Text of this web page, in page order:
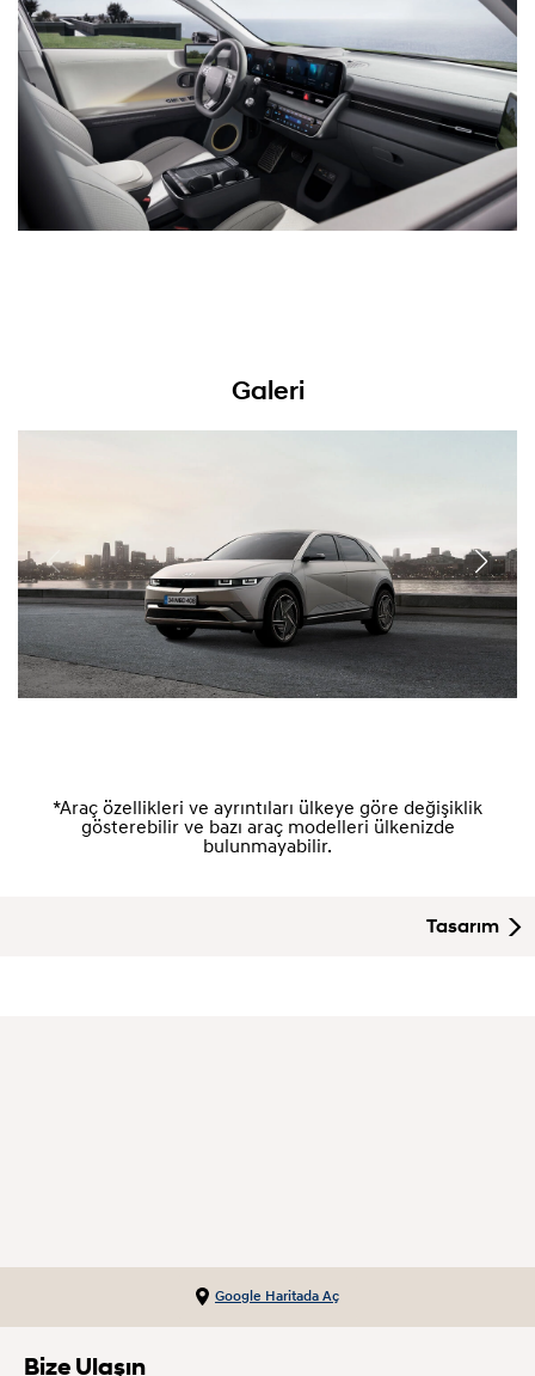
Galeri
*Araç özellikleri ve ayrıntıları ülkeye göre değişiklik
gösterebilir ve bazı araç modelleri ülkenizde
bulunmayabilir.
Tasarım
Google Haritada Aç
Bize Ulaşın